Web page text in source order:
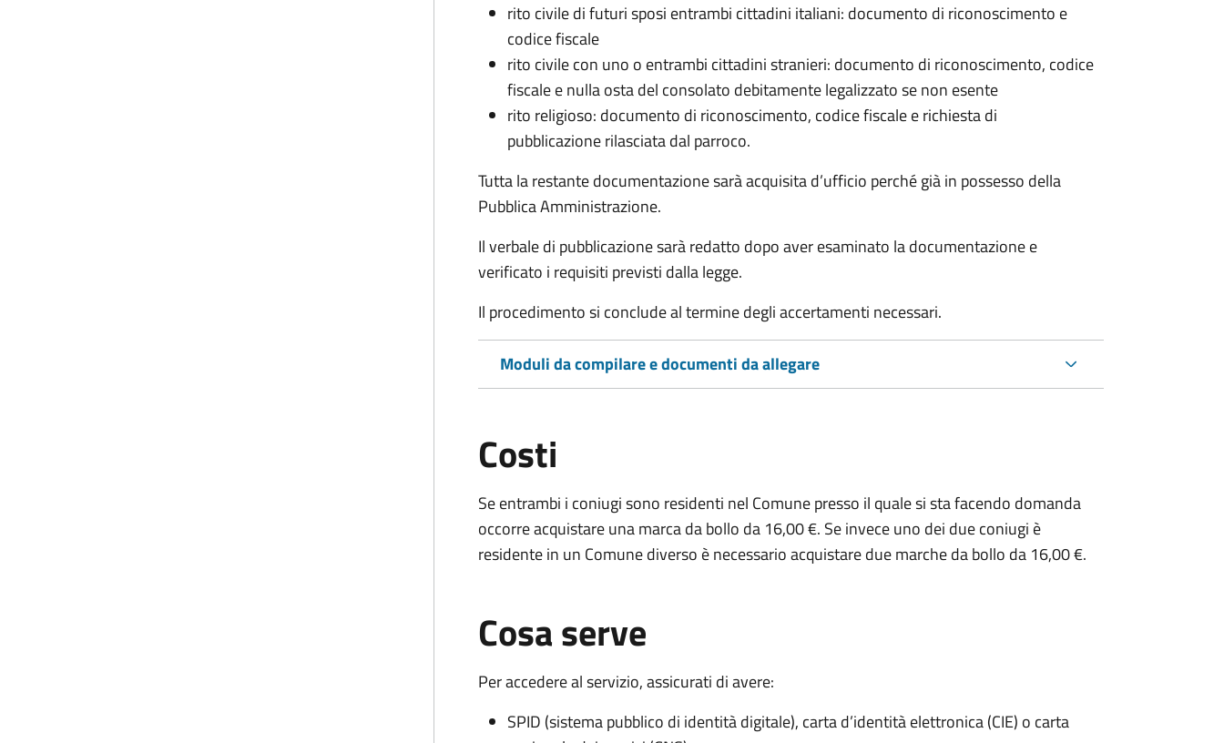
rito civile di futuri sposi entrambi cittadini italiani: documento di riconoscimento e
codice fiscale
rito civile con uno o entrambi cittadini stranieri: documento di riconoscimento, codice
fiscale e nulla osta del consolato debitamente legalizzato se non esente
rito religioso: documento di riconoscimento, codice fiscale e richiesta di
pubblicazione rilasciata dal parroco.
Tutta la restante documentazione sarà acquisita d’ufficio perché già in possesso della
Pubblica Amministrazione.
Il verbale di pubblicazione sarà redatto dopo aver esaminato la documentazione e
verificato i requisiti previsti dalla legge.
Il procedimento si conclude al termine degli accertamenti necessari.
Moduli da compilare e documenti da allegare
Costi
Se entrambi i coniugi sono residenti nel Comune presso il quale si sta facendo domanda
occorre acquistare una marca da bollo da 16,00 €. Se invece uno dei due coniugi è
residente in un Comune diverso è necessario acquistare due marche da bollo da 16,00 €.
Cosa serve
Per accedere al servizio, assicurati di avere:
SPID (sistema pubblico di identità digitale), carta d’identità elettronica (CIE) o carta